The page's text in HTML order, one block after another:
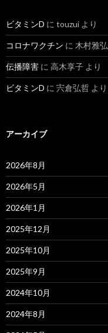
ビタミンD に touzui より
コロナワクチン に 木村雅弘
伝播障害 に 高木享子 より
ビタミンD に 宍倉弘哲 より
アーカイブ
2026年8月
2026年5月
2026年1月
2025年12月
2025年10月
2025年9月
2024年10月
2024年8月